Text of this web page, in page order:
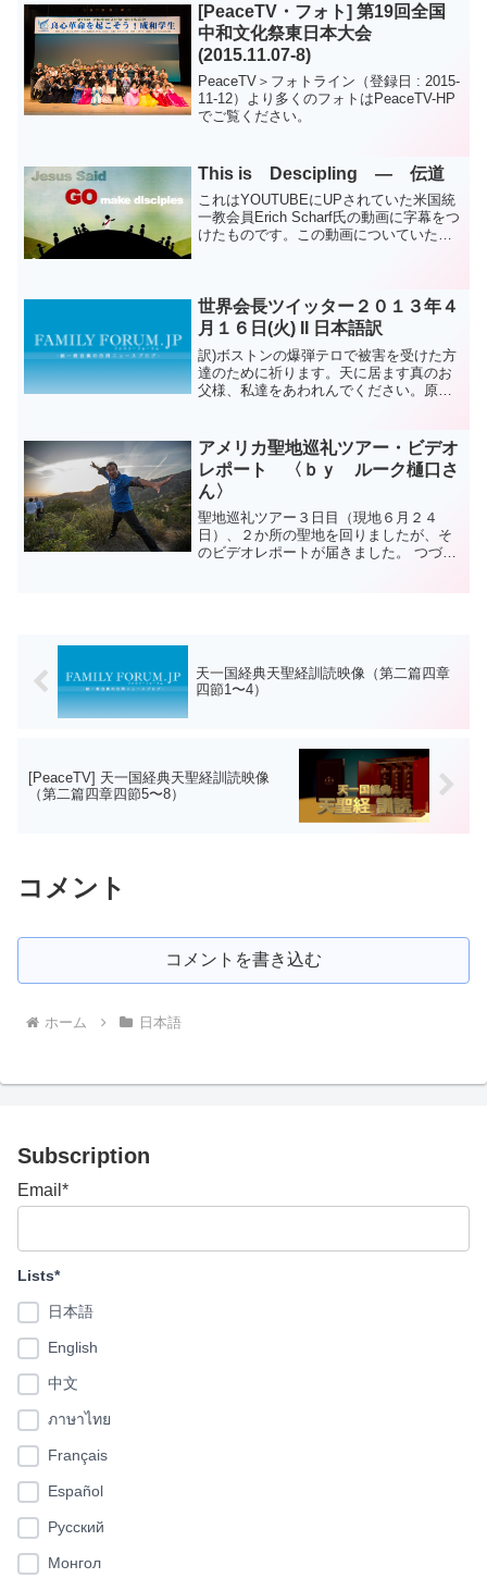
上映、キ...
[PeaceTV・フォト] 第19回全国
中和文化祭東日本大会
(2015.11.07-8)
PeaceTV＞フォトライン（登録日 : 2015-
11-12）より多くのフォトはPeaceTV-HP
でご覧ください。
This is Descipling ― 伝道
これはYOUTUBEにUPされていた米国統
一教会員Erich Scharf氏の動画に字幕をつ
けたものです。この動画についていた
世界会長ツイッター２０１３年４
月１６日(火) II 日本語訳
訳)ボストンの爆弾テロで被害を受けた方
達のために祈ります。天に居ます真のお
父様、私達をあわれんでください。原
アメリカ聖地巡礼ツアー・ビデオ
レポート 〈ｂｙ ルーク樋口さ
ん〉
聖地巡礼ツアー３日目（現地６月２４
日）、２か所の聖地を回りましたが、そ
のビデオレポートが届きました。 つづい
天一国経典天聖経訓読映像（第二篇四章
四節1〜4）
[PeaceTV] 天一国経典天聖経訓読映像
（第二篇四章四節5〜8）
コメント
コメントを書き込む
ホーム 日本語
Subscription
Email*
Lists*
日本語
English
中文
ภาษาไทย
Français
Español
Pусский
Монгол